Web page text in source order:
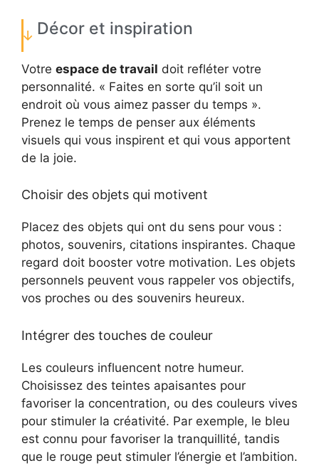
Décor et inspiration
Votre espace de travail doit refléter votre
personnalité. « Faites en sorte qu’il soit un
endroit où vous aimez passer du temps ».
Prenez le temps de penser aux éléments
visuels qui vous inspirent et qui vous apportent
de la joie.
Choisir des objets qui motivent
Placez des objets qui ont du sens pour vous :
photos, souvenirs, citations inspirantes. Chaque
regard doit booster votre motivation. Les objets
personnels peuvent vous rappeler vos objectifs,
vos proches ou des souvenirs heureux.
Intégrer des touches de couleur
Les couleurs influencent notre humeur.
Choisissez des teintes apaisantes pour
favoriser la concentration, ou des couleurs vives
pour stimuler la créativité. Par exemple, le bleu
est connu pour favoriser la tranquillité, tandis
que le rouge peut stimuler l’énergie et l’ambition.